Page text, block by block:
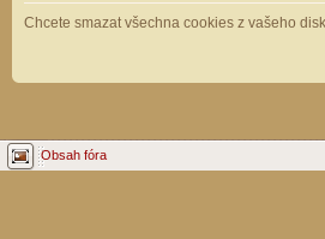
Chcete smazat všechna cookies z vašeho
Obsah fóra